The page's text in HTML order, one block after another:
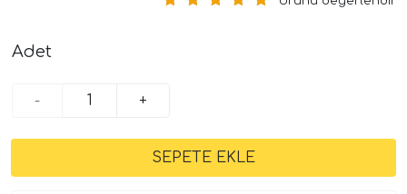
Adet
- +